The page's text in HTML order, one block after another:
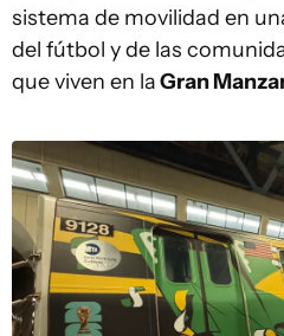
sistema de movilidad en
del fútbol y de las
que viven en laGran